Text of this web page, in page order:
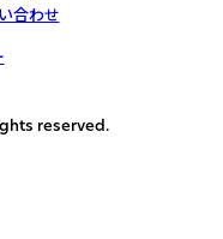
合わせ
reserved.